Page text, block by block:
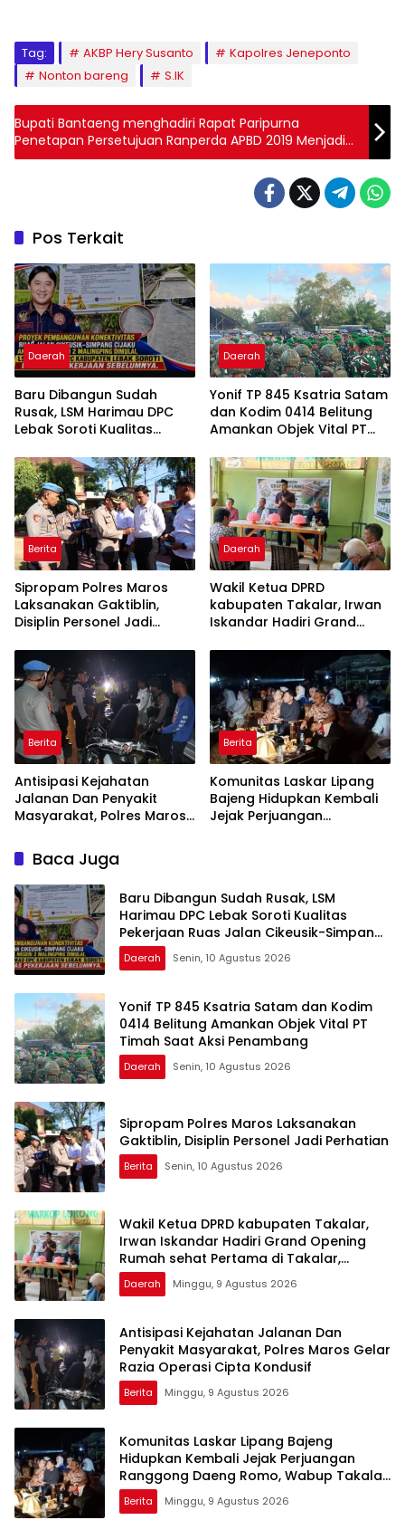
Tag: AKBP Hery Susanto
Kapolres Jeneponto
Nonton bareng
S.IK
Bupati Bantaeng menghadiri Rapat Paripurna
Penetapan Persetujuan Ranperda APBD 2019 Menjadi
Perda
Pos Terkait
Daerah
Baru Dibangun Sudah
Rusak, LSM Harimau DPC
Lebak Soroti Kualitas
Cikeusik-Simpang Cijaku
Daerah
Yonif TP 845 Ksatria Satam
dan Kodim 0414 Belitung
Amankan Objek Vital PT
Penambang
Berita
Sipropam Polres Maros
Laksanakan Gaktiblin,
Disiplin Personel Jadi
Daerah
Wakil Ketua DPRD
kabupaten Takalar, Irwan
Iskandar Hadiri Grand
Pertama di Takalar,
Melayani Terapis Gratis
untuk Pasien Dhuafa dan
umum.
Berita
Antisipasi Kejahatan
Jalanan Dan Penyakit
Masyarakat, Polres Maros
Kondusif
Berita
Komunitas Laskar Lipang
Bajeng Hidupkan Kembali
Jejak Perjuangan
Baca Juga
Baru Dibangun Sudah Rusak, LSM
Harimau DPC Lebak Soroti Kualitas
Pekerjaan Ruas Jalan Cikeusik-Simpang
Cijaku
Daerah Senin, 10 Agustus 2026
Yonif TP 845 Ksatria Satam dan Kodim
0414 Belitung Amankan Objek Vital PT
Timah Saat Aksi Penambang
Daerah Senin, 10 Agustus 2026
Sipropam Polres Maros Laksanakan
Gaktiblin, Disiplin Personel Jadi Perhatian
Berita Senin, 10 Agustus 2026
Wakil Ketua DPRD kabupaten Takalar,
Irwan Iskandar Hadiri Grand Opening
Rumah sehat Pertama di Takalar,
Melayani Terapis Gratis untuk Pasien
Dhuafa dan umum.
Daerah Minggu, 9 Agustus 2026
Antisipasi Kejahatan Jalanan Dan
Penyakit Masyarakat, Polres Maros Gelar
Razia Operasi Cipta Kondusif
Berita Minggu, 9 Agustus 2026
Komunitas Laskar Lipang Bajeng
Hidupkan Kembali Jejak Perjuangan
Ranggong Daeng Romo, Wabup Takalar:
Apresiasi Bahwa Sejarah Adalah
Warisan yang Tak Ternilai”.
Berita Minggu, 9 Agustus 2026